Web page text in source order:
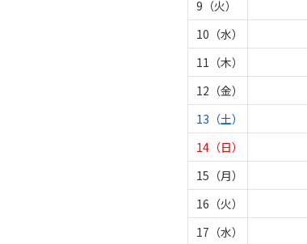
9（火）
10（水）
11（木）
12（金）
13（土）
14（日）
15（月）
16（火）
17（水）